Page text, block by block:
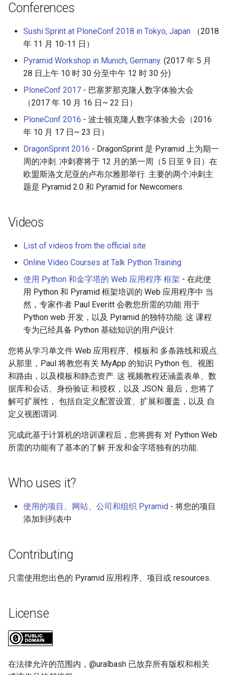
Conferences
Sushi Sprint at PloneConf 2018 in Tokyo, Japan （2018
年 11 月 10-11 日）
Pyramid Workshop in Munich, Germany. (2017 年 5 月
28 日上午 10 时 30 分至中午 12 时 30 分)
PloneConf 2017 - 巴塞罗那克隆人数字体验大会
（2017 年 10 月 16 日~ 22 日）
PloneConf 2016 - 波士顿克隆人数字体验大会（2016
年 10 月 17 日~ 23 日）
DragonSprint 2016 - DragonSprint 是 Pyramid 上为期一
周的冲刺. 冲刺赛将于 12 月的第一周（5 日至 9 日）在
欧盟斯洛文尼亚的卢布尔雅那举行. 主要的两个冲刺主
题是 Pyramid 2.0 和 Pyramid for Newcomers.
Videos
List of videos from the official site
Online Video Courses at Talk Python Training
使用 Python 和金字塔的 Web 应用程序 框架 - 在此使
用 Python 和 Pyramid 框架培训的 Web 应用程序中 当
然，专家作者 Paul Everitt 会教您所需的功能 用于
Python web 开发，以及 Pyramid 的独特功能. 这 课程
专为已经具备 Python 基础知识的用户设计.
您将从学习单文件 Web 应用程序、模板和 多条路线和观点.
从那里，Paul 将教您有关 MyApp 的知识 Python 包、视图
和路由，以及模板和静态资产. 这 视频教程还涵盖表单、数
据库和会话、身份验证 和授权，以及 JSON. 最后，您将了
解可扩展性， 包括自定义配置设置、扩展和覆盖，以及 自
定义视图谓词.
完成此基于计算机的培训课程后，您将拥有 对 Python Web
所需的功能有了基本的了解 开发和金字塔独有的功能.
Who uses it?
使用的项目、网站、公司和组织 Pyramid - 将您的项目
添加到列表中
Contributing
只需使用您出色的 Pyramid 应用程序、项目或 resources.
License
在法律允许的范围内，@uralbash 已放弃所有版权和相关